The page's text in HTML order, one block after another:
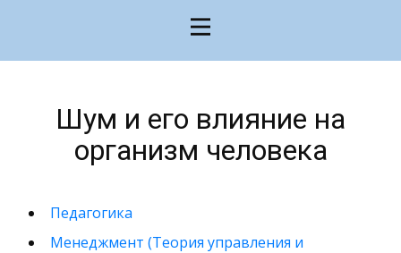
Шум и его влияние на
организм человека
Педагогика
Менеджмент (Теория управления и